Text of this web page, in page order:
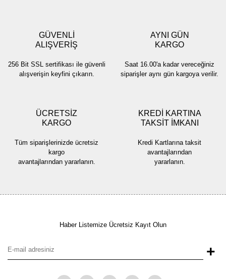
GÜVENLİ
ALIŞVERİŞ
256 Bit SSL sertifikası ile güvenli
alışverişin keyfini çıkarın.
AYNI GÜN
KARGO
Saat 16.00'a kadar vereceğiniz
siparişler aynı gün kargoya verilir.
ÜCRETSİZ
KARGO
Tüm siparişlerinizde ücretsiz
kargo
avantajlarından yararlanın.
KREDİ KARTINA
TAKSİT İMKANI
Kredi Kartlarına taksit
avantajlarından
yararlanın.
Haber Listemize Ücretsiz Kayıt Olun
+